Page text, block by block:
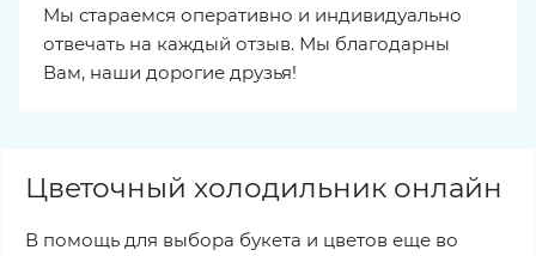
Мы стараемся оперативно и индивидуально
отвечать на каждый отзыв. Мы благодарны
Вам, наши дорогие друзья!
Цветочный холодильник онлайн
В помощь для выбора букета и цветов еще во